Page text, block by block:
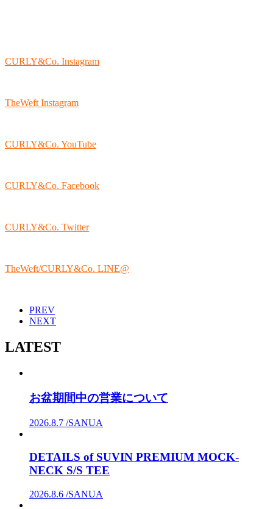
CURLY&Co. Instagram
TheWeft Instagram
CURLY&Co. YouTube
CURLY&Co. Facebook
CURLY&Co. Twitter
TheWeft/CURLY&Co. LINE@
PREV
NEXT
LATEST
お盆期間中の営業について
2026.8.7 /SANUA
DETAILS of SUVIN PREMIUM MOCK-
NECK S/S TEE
2026.8.6 /SANUA